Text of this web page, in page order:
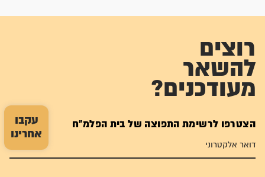
עקבו
אחרינו
רוצים
להשאר
מעודכנים?
הצטרפו לרשימת התפוצה של בית הפלמ"ח